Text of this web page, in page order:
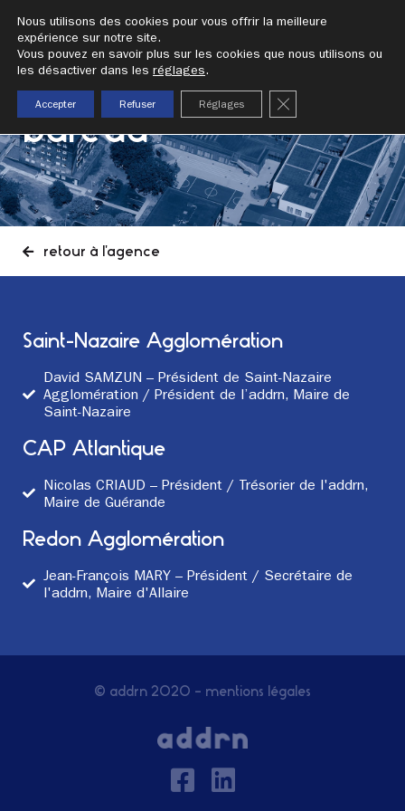
addrn
bureau
retour à l'agence
Saint-Nazaire Agglomération
David SAMZUN – Président de Saint-Nazaire
Agglomération / Président de l’addrn, Maire de
Saint-Nazaire
CAP Atlantique
Nicolas CRIAUD – Président / Trésorier de l'addrn,
Maire de Guérande
Redon Agglomération
Jean-François MARY – Président / Secrétaire de
l'addrn, Maire d'Allaire
© addrn 2020 – mentions légales
Nous utilisons des cookies pour vous offrir la meilleure
expérience sur notre site.
Vous pouvez en savoir plus sur les cookies que nous utilisons ou
les désactiver dans les réglages.
Accepter Refuser Réglages fermer la